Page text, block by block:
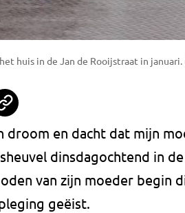
huis in de Jan de Rooijstraat in
droom en dacht dat mijn
dinsdagochtend in
van zijn moeder begin
geëist.